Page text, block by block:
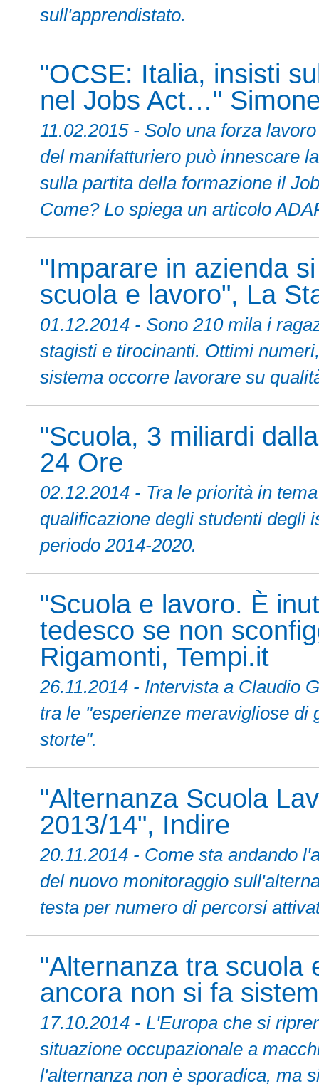
sull'apprendistato.
"OCSE: Italia, insisti
nel Jobs Act…"
11.02.2015 - Solo una forza
del manifatturiero può innescare
sulla partita della formazione il
Come? Lo spiega un articolo
"Imparare in azienda
scuola e lavoro", La
01.12.2014 - Sono 210 mila i
stagisti e tirocinanti. Ottimi
sistema occorre lavorare su
"Scuola, 3 miliardi
24 Ore
02.12.2014 - Tra le priorità in
qualificazione degli studenti degli
periodo 2014-2020.
"Scuola e lavoro. È
tedesco se non
Rigamonti, Tempi.it
26.11.2014 - Intervista a Claudio
tra le "esperienze meravigliose di
storte".
"Alternanza Scuola
2013/14", Indire
20.11.2014 - Come sta andando
del nuovo monitoraggio
testa per numero di percorsi
"Alternanza tra scuola
ancora non si fa
17.10.2014 - L'Europa che si
situazione occupazionale a
l'alternanza non è sporadica, ma